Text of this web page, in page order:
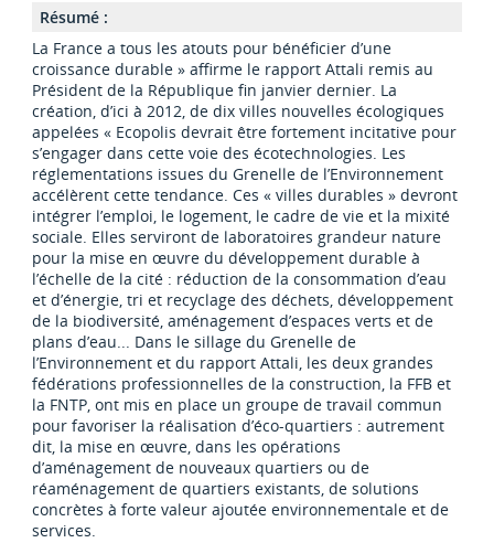
Résumé :
La France a tous les atouts pour bénéficier d’une
croissance durable » affirme le rapport Attali remis au
Président de la République fin janvier dernier. La
création, d’ici à 2012, de dix villes nouvelles écologiques
appelées « Ecopolis devrait être fortement incitative pour
s’engager dans cette voie des écotechnologies. Les
réglementations issues du Grenelle de l’Environnement
accélèrent cette tendance. Ces « villes durables » devront
intégrer l’emploi, le logement, le cadre de vie et la mixité
sociale. Elles serviront de laboratoires grandeur nature
pour la mise en œuvre du développement durable à
l’échelle de la cité : réduction de la consommation d’eau
et d’énergie, tri et recyclage des déchets, développement
de la biodiversité, aménagement d’espaces verts et de
plans d’eau... Dans le sillage du Grenelle de
l’Environnement et du rapport Attali, les deux grandes
fédérations professionnelles de la construction, la FFB et
la FNTP, ont mis en place un groupe de travail commun
pour favoriser la réalisation d’éco-quartiers : autrement
dit, la mise en œuvre, dans les opérations
d’aménagement de nouveaux quartiers ou de
réaménagement de quartiers existants, de solutions
concrètes à forte valeur ajoutée environnementale et de
services.